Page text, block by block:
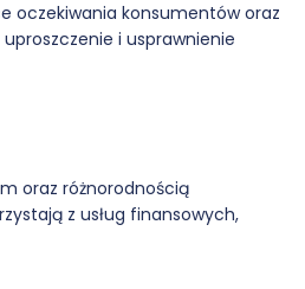
oczekiwania konsumentów oraz
i usprawnienie
oraz różnorodnością
z usług finansowych,